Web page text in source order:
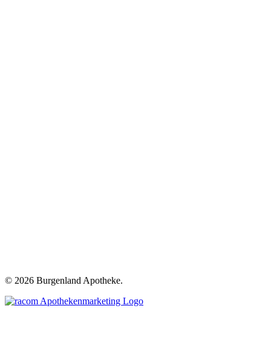
© 2026 Burgenland Apotheke.